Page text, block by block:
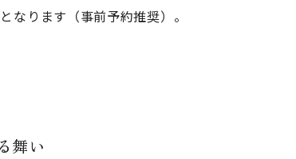
ります（事前予約推奨）。
舞い